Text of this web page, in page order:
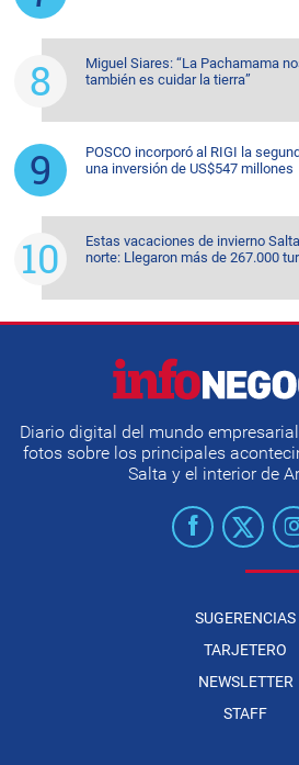
Miguel Siares: “La Pachamama
también es cuidar la tierra”
POSCO incorporó al RIGI la
una inversión de US$547 millones
Estas vacaciones de invierno
norte: Llegaron más de 267.000
Diario digital del mundo
fotos sobre los principales
Salta y el interior de
SUGERENCIAS
TARJETERO
NEWSLETTER
STAFF